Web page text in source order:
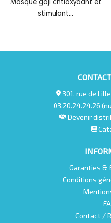
KARITE : actif
naturel riche qui offre un
Masque goji antioxydant et
stimulant...
301, rue de Lille
03.20.24.24.26
Devenir
Garanties &
Conditions
Contact /